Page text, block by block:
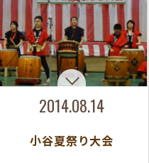
2014.08.14
小谷夏祭り大会